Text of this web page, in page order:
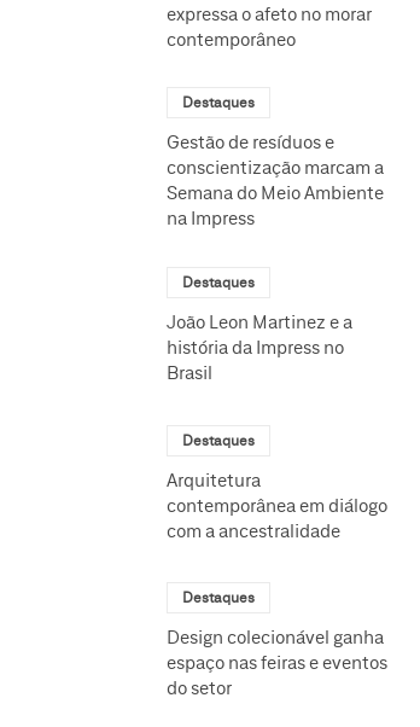
expressa o afeto no morar
contemporâneo
Destaques
Gestão de resíduos e
conscientização marcam a
Semana do Meio Ambiente
na Impress
Destaques
João Leon Martinez e a
história da Impress no
Brasil
Destaques
Arquitetura
contemporânea em diálogo
com a ancestralidade
Destaques
Design colecionável ganha
espaço nas feiras e eventos
do setor